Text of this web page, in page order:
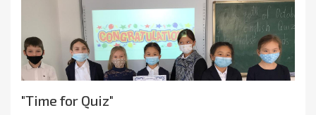
"Time for Quiz"